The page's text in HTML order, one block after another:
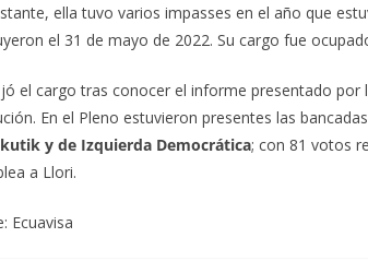
ella tuvo varios impasses en el año que
el 31 de mayo de 2022. Su cargo fue
el cargo tras conocer el informe presentado por
En el Pleno estuvieron presentes las
y de Izquierda Democrática; con 81 votos
a Llori.
Ecuavisa